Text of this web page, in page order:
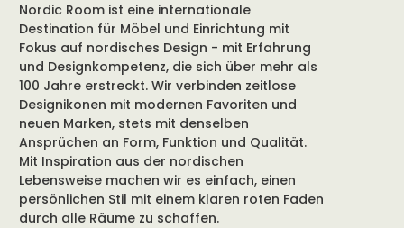
Nordic Room ist eine internationale
Destination für Möbel und Einrichtung mit
Fokus auf nordisches Design - mit Erfahrung
und Designkompetenz, die sich über mehr als
100 Jahre erstreckt. Wir verbinden zeitlose
Designikonen mit modernen Favoriten und
neuen Marken, stets mit denselben
Ansprüchen an Form, Funktion und Qualität.
Mit Inspiration aus der nordischen
Lebensweise machen wir es einfach, einen
persönlichen Stil mit einem klaren roten Faden
durch alle Räume zu schaffen.